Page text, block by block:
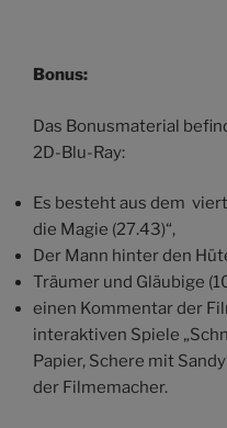
Bonus:
Das Bonusmaterial
2D-Blu-Ray:
Es besteht aus dem
die Magie (27.43)“,
Der Mann hinter den
Träumer und Gläubige
einen Kommentar der
interaktiven Spiele
Papier, Schere mit
der Filmemacher.